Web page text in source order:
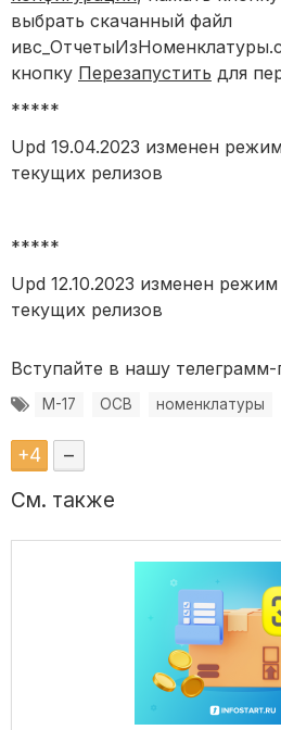
выбрать скачанный файл
кнопку Перезапустить для
*****
Upd 19.04.2023 изменен
текущих релизов
*****
Upd 12.10.2023 изменен
текущих релизов
Вступайте в нашу телеграмм-
М-17 ОСВ номенклатуры
+4 –
См. также